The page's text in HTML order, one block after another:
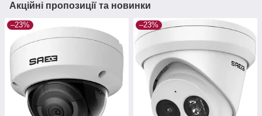
Акційні пропозиції та новинки
–23% –23%